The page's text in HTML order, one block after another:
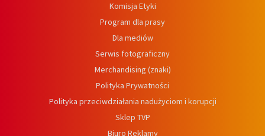
Komisja Etyki
Program dla prasy
Dla mediów
Serwis fotograficzny
Merchandising (znaki)
Polityka Prywatności
Polityka przeciwdziałania nadużyciom i korupcji
Sklep TVP
Biuro Reklamy